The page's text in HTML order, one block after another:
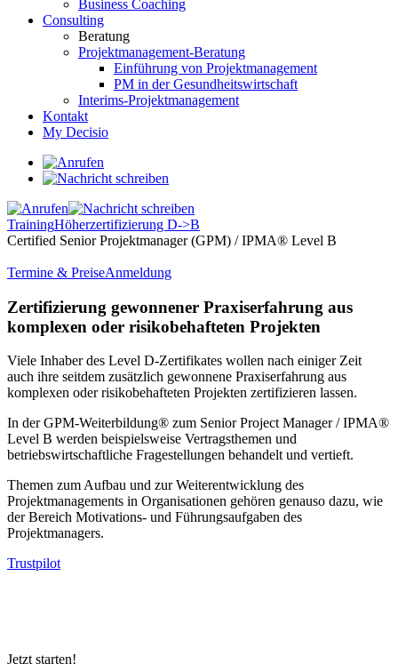
Business Coaching
Consulting
Beratung
Projektmanagement-Beratung
Einführung von Projektmanagement
PM in der Gesundheitswirtschaft
Interims-Projektmanagement
Kontakt
My Decisio
TrainingHöherzertifizierung D->B
Certified Senior Projektmanager (GPM) / IPMA® Level B
Termine & PreiseAnmeldung
Zertifizierung gewonnener Praxiserfahrung aus
komplexen oder risikobehafteten Projekten
Viele Inhaber des Level D-Zertifikates wollen nach einiger Zeit
auch ihre seitdem zusätzlich gewonnene Praxiserfahrung aus
komplexen oder risikobehafteten Projekten zertifizieren lassen.
In der GPM-Weiterbildung® zum Senior Project Manager / IPMA®
Level B werden beispielsweise Vertragsthemen und
betriebswirtschaftliche Fragestellungen behandelt und vertieft.
Themen zum Aufbau und zur Weiterentwicklung des
Projektmanagements in Organisationen gehören genauso dazu, wie
der Bereich Motivations- und Führungsaufgaben des
Projektmanagers.
Trustpilot
Jetzt starten!